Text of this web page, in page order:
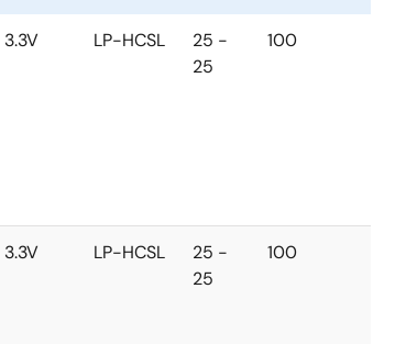
3.3V LP-HCSL
25 -
25
100
3.3V LP-HCSL
25 -
25
100